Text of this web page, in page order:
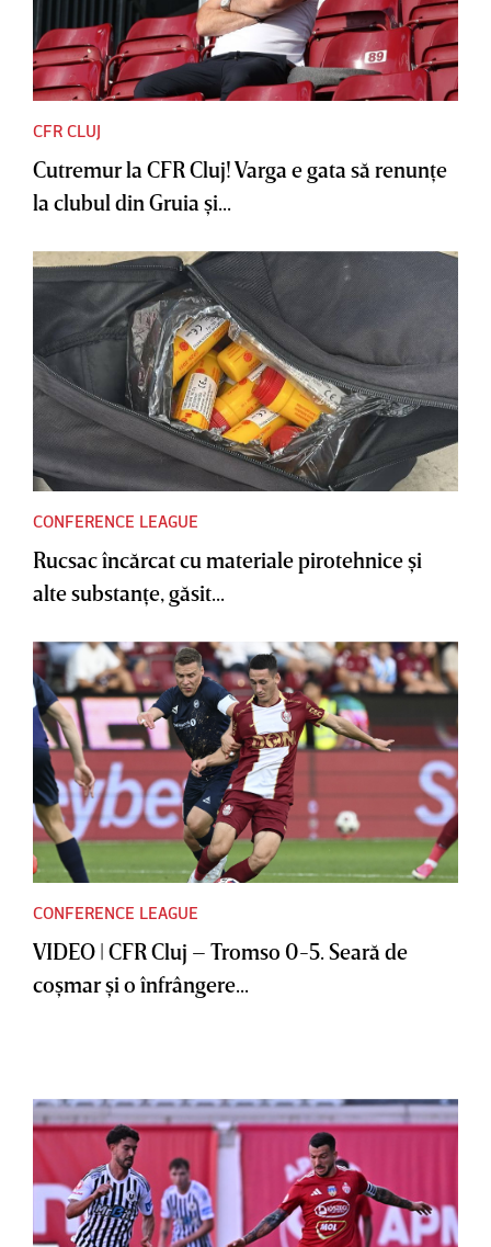
CFR CLUJ
Cutremur la CFR Cluj! Varga e gata să renunţe
la clubul din Gruia şi...
CONFERENCE LEAGUE
Rucsac încărcat cu materiale pirotehnice şi
alte substanţe, găsit...
CONFERENCE LEAGUE
VIDEO | CFR Cluj – Tromso 0-5. Seară de
coşmar şi o înfrângere...